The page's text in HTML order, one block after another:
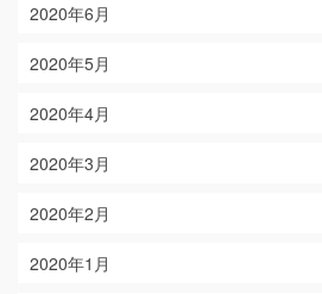
2020年6月
2020年5月
2020年4月
2020年3月
2020年2月
2020年1月